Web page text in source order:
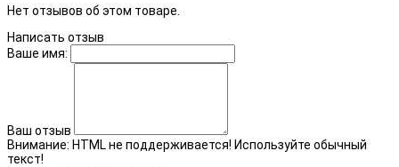
Нет отзывов об этом товаре.
Написать отзыв
Ваше имя:
Ваш отзыв
Внимание: HTML не поддерживается! Используйте обычный
текст!